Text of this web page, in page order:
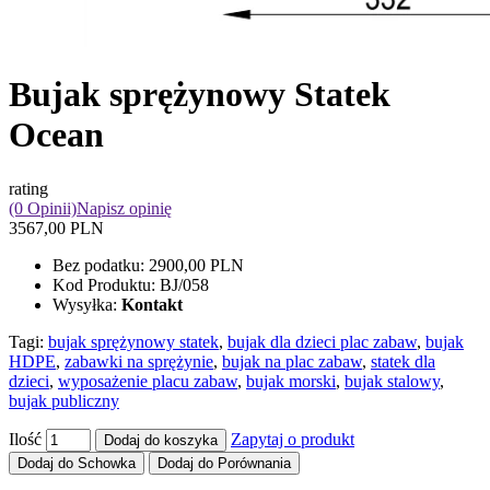
Bujak sprężynowy Statek
Ocean
rating
(0 Opinii)Napisz opinię
3567,00 PLN
Bez podatku: 2900,00 PLN
Kod Produktu: BJ/058
Wysyłka: Kontakt
Tagi: bujak sprężynowy statek, bujak dla dzieci plac zabaw, bujak
HDPE, zabawki na sprężynie, bujak na plac zabaw, statek dla
dzieci, wyposażenie placu zabaw, bujak morski, bujak stalowy,
bujak publiczny
Ilość Dodaj do koszyka Zapytaj o produkt
Dodaj do Schowka Dodaj do Porównania